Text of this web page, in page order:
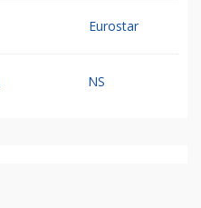
Eurostar
NS